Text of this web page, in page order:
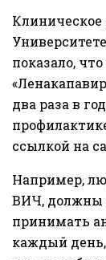
Клиническое
показало,
два раза в
ссылкой на
Например,
ВИЧ, должны
принимать
каждый